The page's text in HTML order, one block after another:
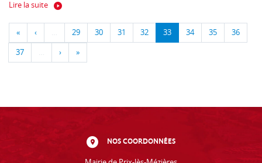
Lire la suite
« ‹ … 29 30 31 32 33 34 35 36
37 … › »
NOS COORDONNÉES